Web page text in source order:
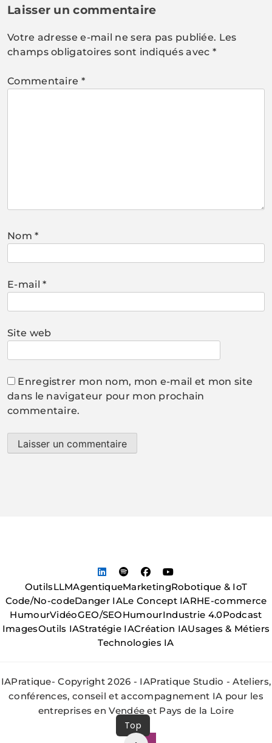
Laisser un commentaire
Votre adresse e-mail ne sera pas publiée. Les
champs obligatoires sont indiqués avec *
Commentaire *
Nom*
E-mail*
Site web
Enregistrer mon nom, mon e-mail et mon site
dans le navigateur pour mon prochain
commentaire.
OutilsLLMAgentiqueMarketingRobotique & IoT
Code/No-codeDanger IALe Concept IARHE-commerce
HumourVidéoGEO/SEOHumourIndustrie 4.0Podcast
ImagesOutils IAStratégie IACréation IAUsages & Métiers
Technologies IA
IAPratique- Copyright 2026 - IAPratique Studio - Ateliers,
conférences, conseil et accompagnement IA pour les
entreprises en Vendée et Pays de la Loire
Top